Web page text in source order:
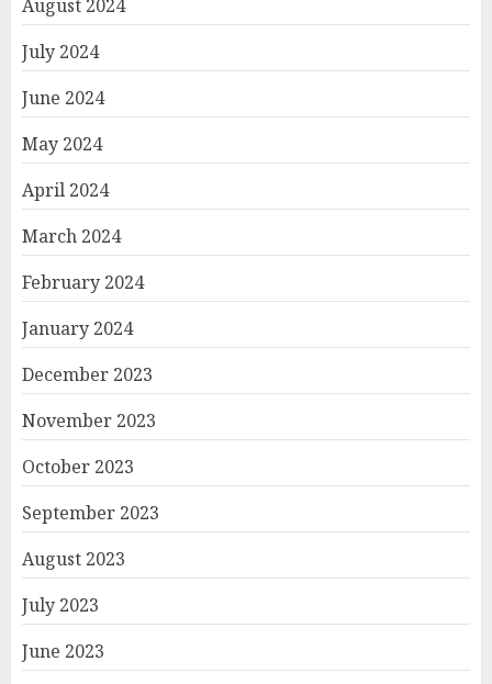
August 2024
July 2024
June 2024
May 2024
April 2024
March 2024
February 2024
January 2024
December 2023
November 2023
October 2023
September 2023
August 2023
July 2023
June 2023